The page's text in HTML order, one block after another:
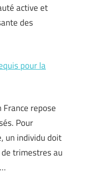
active et
des
pour la
repose
Pour
un individu doit
trimestres au